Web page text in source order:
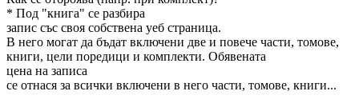
* Под "книга" се разбира
запис със своя собствена уеб страница.
В него могат да бъдат включени две и повече части, томове,
книги, цели поредици и комплекти. Обявената
цена на записа
се отнася за всички включени в него части, томове, книги...